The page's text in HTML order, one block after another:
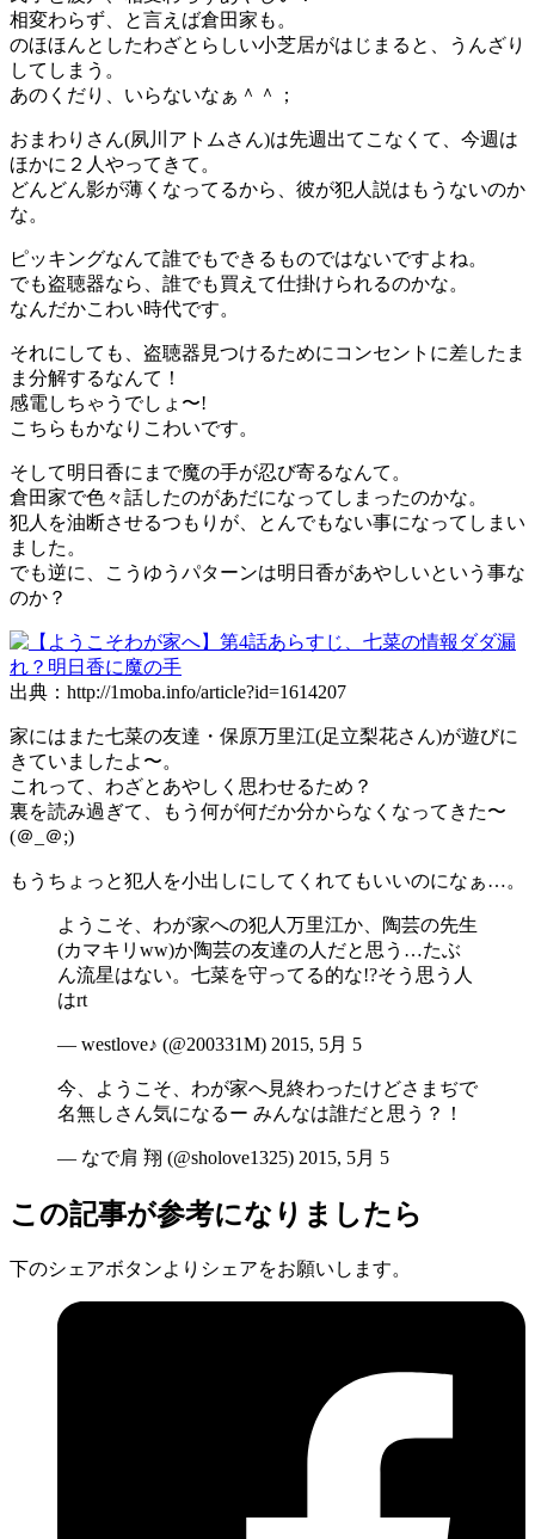
相変わらず、と言えば倉田家も。
のほほんとしたわざとらしい小芝居がはじまると、うんざり
してしまう。
あのくだり、いらないなぁ＾＾；
おまわりさん(夙川アトムさん)は先週出てこなくて、今週は
ほかに２人やってきて。
どんどん影が薄くなってるから、彼が犯人説はもうないのか
な。
ピッキングなんて誰でもできるものではないですよね。
でも盗聴器なら、誰でも買えて仕掛けられるのかな。
なんだかこわい時代です。
それにしても、盗聴器見つけるためにコンセントに差したま
ま分解するなんて！
感電しちゃうでしょ〜!
こちらもかなりこわいです。
そして明日香にまで魔の手が忍び寄るなんて。
倉田家で色々話したのがあだになってしまったのかな。
犯人を油断させるつもりが、とんでもない事になってしまい
ました。
でも逆に、こうゆうパターンは明日香があやしいという事な
のか？
出典：http://1moba.info/article?id=1614207
家にはまた七菜の友達・保原万里江(足立梨花さん)が遊びに
きていましたよ〜。
これって、わざとあやしく思わせるため？
裏を読み過ぎて、もう何が何だか分からなくなってきた〜
(＠_＠;)
もうちょっと犯人を小出しにしてくれてもいいのになぁ…。
ようこそ、わが家への犯人万里江か、陶芸の先生
(カマキリww)か陶芸の友達の人だと思う…たぶ
ん流星はない。七菜を守ってる的な!?そう思う人
はrt
— westlove♪ (@200331M) 2015, 5月 5
今、ようこそ、わが家へ見終わったけどさまぢで
名無しさん気になるー みんなは誰だと思う？！
— なで肩 翔 (@sholove1325) 2015, 5月 5
この記事が参考になりましたら
下のシェアボタンよりシェアをお願いします。